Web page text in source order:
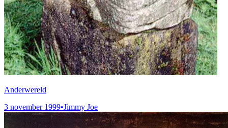
Anderwereld
3 november 1999•Jimmy Joe